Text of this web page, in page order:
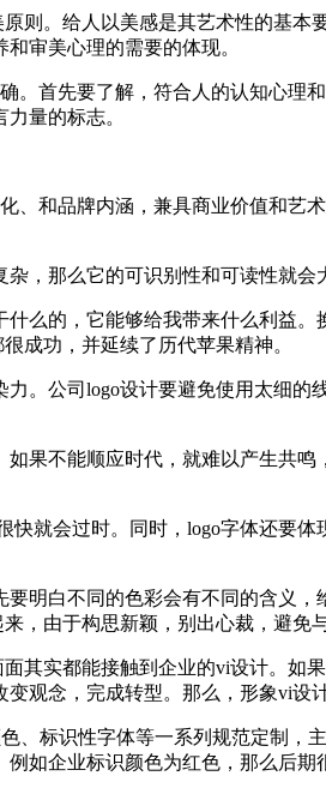
则。给人以美感是其艺术性的基
审美心理的需要的体现。
首先要了解，符合人的认知心理
量的标志。
和品牌内涵，兼具商业价值和艺
，那么它的可识别性和可读性就会
么的，它能够给我带来什么利益
成功，并延续了历代苹果精神。
。公司logo设计要避免使用太细的
果不能顺应时代，就难以产生共
就会过时。同时，logo字体还要
明白不同的色彩会有不同的含义
，由于构思新颖，别出心裁，避免
其实都能接触到企业的vi设计。如
观念，完成转型。那么，形象vi设
标识性字体等一系列规范定制，
如企业标识颜色为红色，那么后